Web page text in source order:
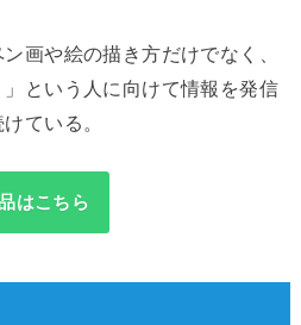
画や絵の描き方だけでなく、
」という人に向けて情報を発信
けている。
はこちら